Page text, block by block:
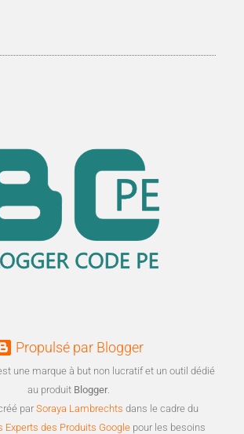
Propulsé par Blogger
une marque à but non lucratif et un outil dédié
au produit Blogger.
parSoraya Lambrechts dans le cadre du
Experts des Produits Google pour les besoins